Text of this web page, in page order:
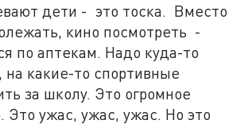
дети - это тоска. Вместо
кино посмотреть -
по аптекам. Надо куда-то
на какие-то спортивные
за школу. Это огромное
Это ужас, ужас, ужас. Но это